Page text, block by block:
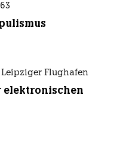
Flughafen
elektronischen